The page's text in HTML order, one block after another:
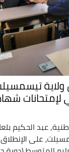
عبد الحكيم
على